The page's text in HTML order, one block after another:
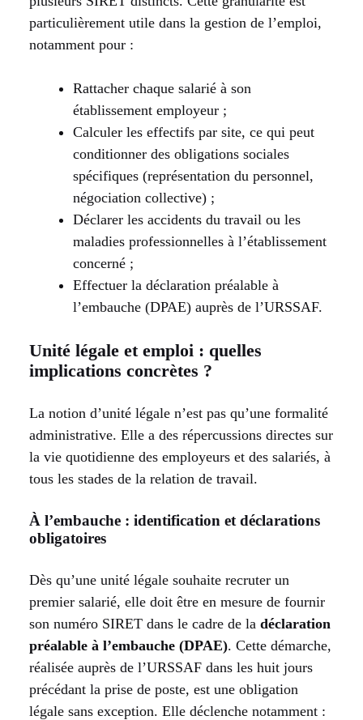
particulièrement utile dans la gestion de l’emploi,
notamment pour :
Rattacher chaque salarié à son
établissement employeur ;
Calculer les effectifs par site, ce qui peut
conditionner des obligations sociales
spécifiques (représentation du personnel,
négociation collective) ;
Déclarer les accidents du travail ou les
maladies professionnelles à l’établissement
concerné ;
Effectuer la déclaration préalable à
l’embauche (DPAE) auprès de l’URSSAF.
Unité légale et emploi : quelles
implications concrètes ?
La notion d’unité légale n’est pas qu’une formalité
administrative. Elle a des répercussions directes sur
la vie quotidienne des employeurs et des salariés, à
tous les stades de la relation de travail.
À l’embauche : identification et déclarations
obligatoires
Dès qu’une unité légale souhaite recruter un
premier salarié, elle doit être en mesure de fournir
son numéro SIRET dans le cadre de la déclaration
préalable à l’embauche (DPAE). Cette démarche,
réalisée auprès de l’URSSAF dans les huit jours
précédant la prise de poste, est une obligation
légale sans exception. Elle déclenche notamment :